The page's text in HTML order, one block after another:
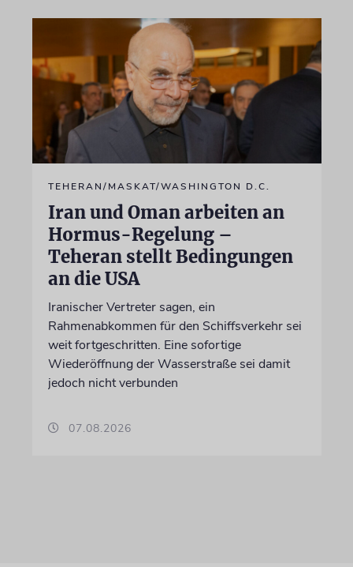
TEHERAN/MASKAT/WASHINGTON D.C.
Iran und Oman arbeiten an
Hormus-Regelung –
Teheran stellt Bedingungen
an die USA
Iranischer Vertreter sagen, ein
Rahmenabkommen für den Schiffsverkehr sei
weit fortgeschritten. Eine sofortige
Wiederöffnung der Wasserstraße sei damit
jedoch nicht verbunden
07.08.2026